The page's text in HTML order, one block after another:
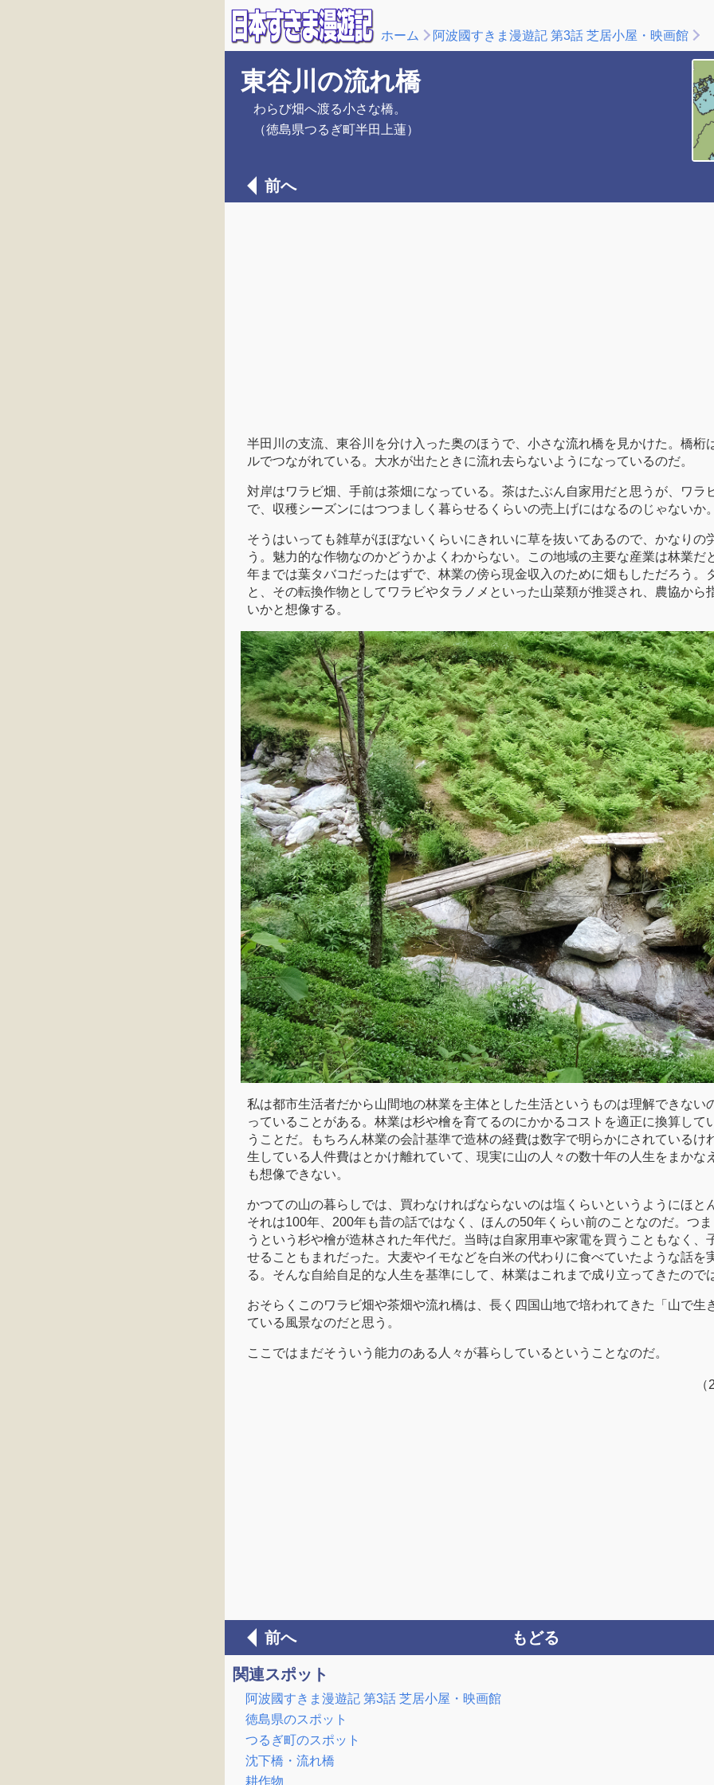
ホーム 阿波國すきま漫遊記 第3話 芝居小屋・映画館
東谷川の流れ橋
わらび畑へ渡る小さな橋。
（徳島県つるぎ町半田上蓮）
前へ
半田川の支流、東谷川を分け入った奥のほうで、小さな流れ橋を見かけた。橋桁
ルでつながれている。大水が出たときに流れ去らないようになっているのだ。
対岸はワラビ畑、手前は茶畑になっている。茶はたぶん自家用だと思うが、ワラ
で、収穫シーズンにはつつましく暮らせるくらいの売上げにはなるのじゃないか
そうはいっても雑草がほぼないくらいにきれいに草を抜いてあるので、かなりの
う。魅力的な作物なのかどうかよくわからない。この地域の主要な産業は林業だ
年までは葉タバコだったはずで、林業の傍ら現金収入のために畑もしただろう。
と、その転換作物としてワラビやタラノメといった山菜類が推奨され、農協から
いかと想像する。
私は都市生活者だから山間地の林業を主体とした生活というものは理解できない
っていることがある。林業は杉や檜を育てるのにかかるコストを適正に換算して
うことだ。もちろん林業の会計基準で造林の経費は数字で明らかにされているけ
生している人件費はとかけ離れていて、現実に山の人々の数十年の人生をまかな
も想像できない。
かつての山の暮らしでは、買わなければならないのは塩くらいというようにほと
それは100年、200年も昔の話ではなく、ほんの50年くらい前のことなのだ。つ
うという杉や檜が造林された年代だ。当時は自家用車や家電を買うこともなく、
せることもまれだった。大麦やイモなどを白米の代わりに食べていたような話を
る。そんな自給自足的な人生を基準にして、林業はこれまで成り立ってきたので
おそらくこのワラビ畑や茶畑や流れ橋は、長く四国山地で培われてきた「山で生
ている風景なのだと思う。
ここではまだそういう能力のある人々が暮らしているということなのだ。
前へ もどる
関連スポット
阿波國すきま漫遊記 第3話 芝居小屋・映画館
徳島県のスポット
つるぎ町のスポット
沈下橋・流れ橋
耕作物